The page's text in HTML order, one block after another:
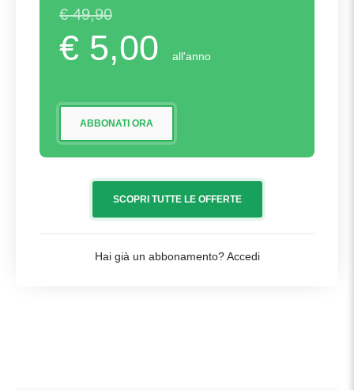
€ 49,90
€ 5,00 all'anno
ABBONATI ORA
SCOPRI TUTTE LE OFFERTE
Hai già un abbonamento?Accedi